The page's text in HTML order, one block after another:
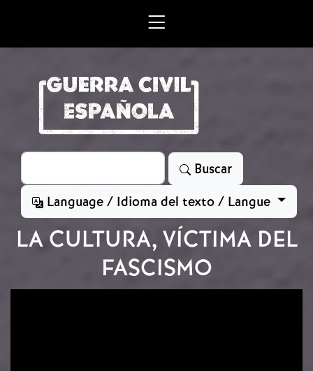
Search
Buscar
Language / Idioma del texto / Langue
LA CULTURA, VÍCTIMA DEL
FASCISMO